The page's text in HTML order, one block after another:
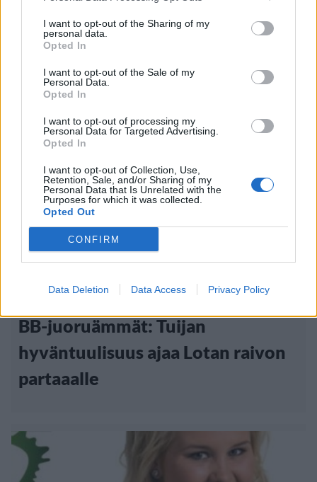
I want to opt-out of the Sharing of my
personal data.
Opted In
I want to opt-out of the Sale of my
Personal Data.
Opted In
I want to opt-out of processing my
Personal Data for Targeted Advertising.
Opted In
I want to opt-out of Collection, Use,
Retention, Sale, and/or Sharing of my
Personal Data that Is Unrelated with the
Purposes for which it was collected.
Opted Out
CONFIRM
Data Deletion Data Access Privacy Policy
keitetään sit pontikkaa?”
Big Brother
BB-juoruämmät: Tuijan
hyväntuulisuus ajaa Lotan raivon
partaaalle